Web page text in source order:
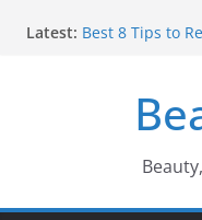
Latest: Best 8 Tips to
Amazing Tips
Naturally తెల్ల
Best Amazing
ఉపయోగాలు